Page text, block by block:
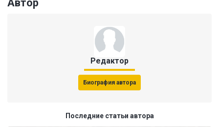
Автор
Редактор
Биография автора
Последние статьи автора